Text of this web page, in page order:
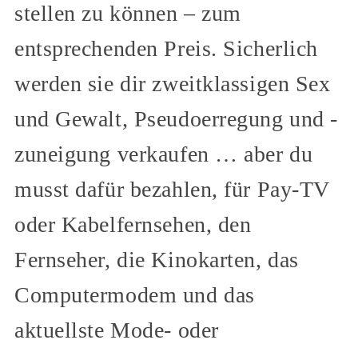
stellen zu können – zum
entsprechenden Preis. Sicherlich
werden sie dir zweitklassigen Sex
und Gewalt, Pseudoerregung und -
zuneigung verkaufen … aber du
musst dafür bezahlen, für Pay-TV
oder Kabelfernsehen, den
Fernseher, die Kinokarten, das
Computermodem und das
aktuellste Mode- oder